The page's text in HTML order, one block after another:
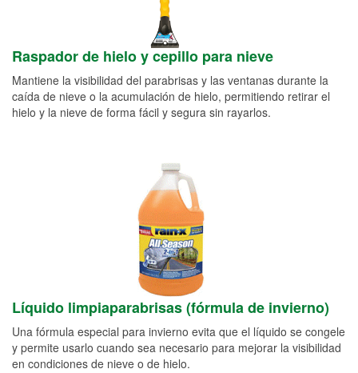
Raspador de hielo y cepillo para nieve
Mantiene la visibilidad del parabrisas y las ventanas durante la
caída de nieve o la acumulación de hielo, permitiendo retirar el
hielo y la nieve de forma fácil y segura sin rayarlos.
Líquido limpiaparabrisas (fórmula de invierno)
Una fórmula especial para invierno evita que el líquido se congele
y permite usarlo cuando sea necesario para mejorar la visibilidad
en condiciones de nieve o de hielo.